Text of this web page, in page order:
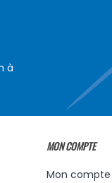
à
MON COMPTE
Mon compte